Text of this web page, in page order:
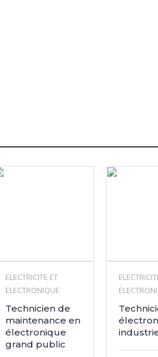
ELECTRICITE ET
ELECTRONIQUE
Technicien de
maintenance en
électronique
grand public